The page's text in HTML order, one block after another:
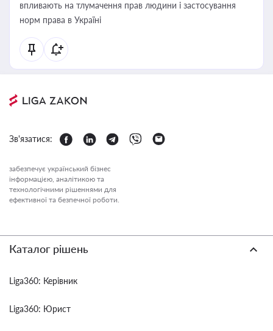
впливають на тлумачення прав людини і застосування
норм права в Україні
Зв'язатися:
забезпечує український бізнес
інформацією, аналітикою та
технологічними рішеннями для
ефективної та безпечної роботи.
Каталог рішень
Liga360: Керівник
Liga360: Юрист